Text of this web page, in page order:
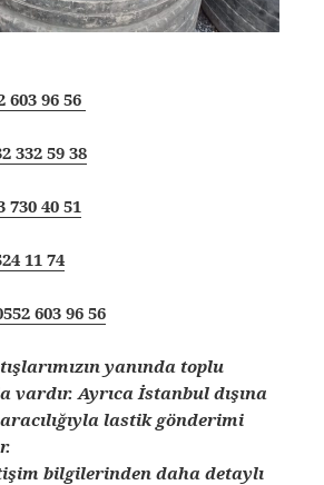
603 96 56
332 59 38
730 40 51
11 74
603 96 56
yanında toplu
vardır. Ayrıca İstanbul dışına
lastik gönderimi
bilgilerinden daha detaylı